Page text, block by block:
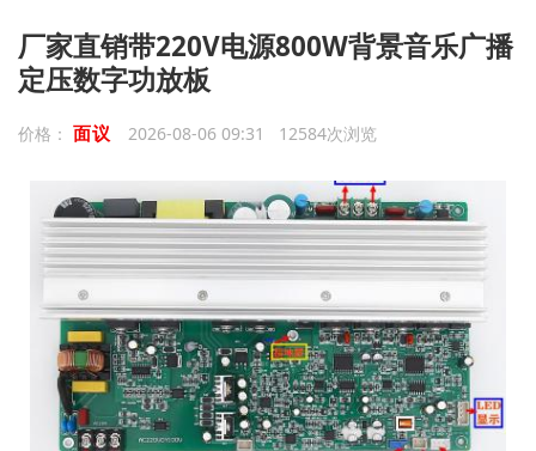
厂家直销带220V电源800W背景音乐广播
定压数字功放板
价格： 面议 2026-08-06 09:31 12584次浏览